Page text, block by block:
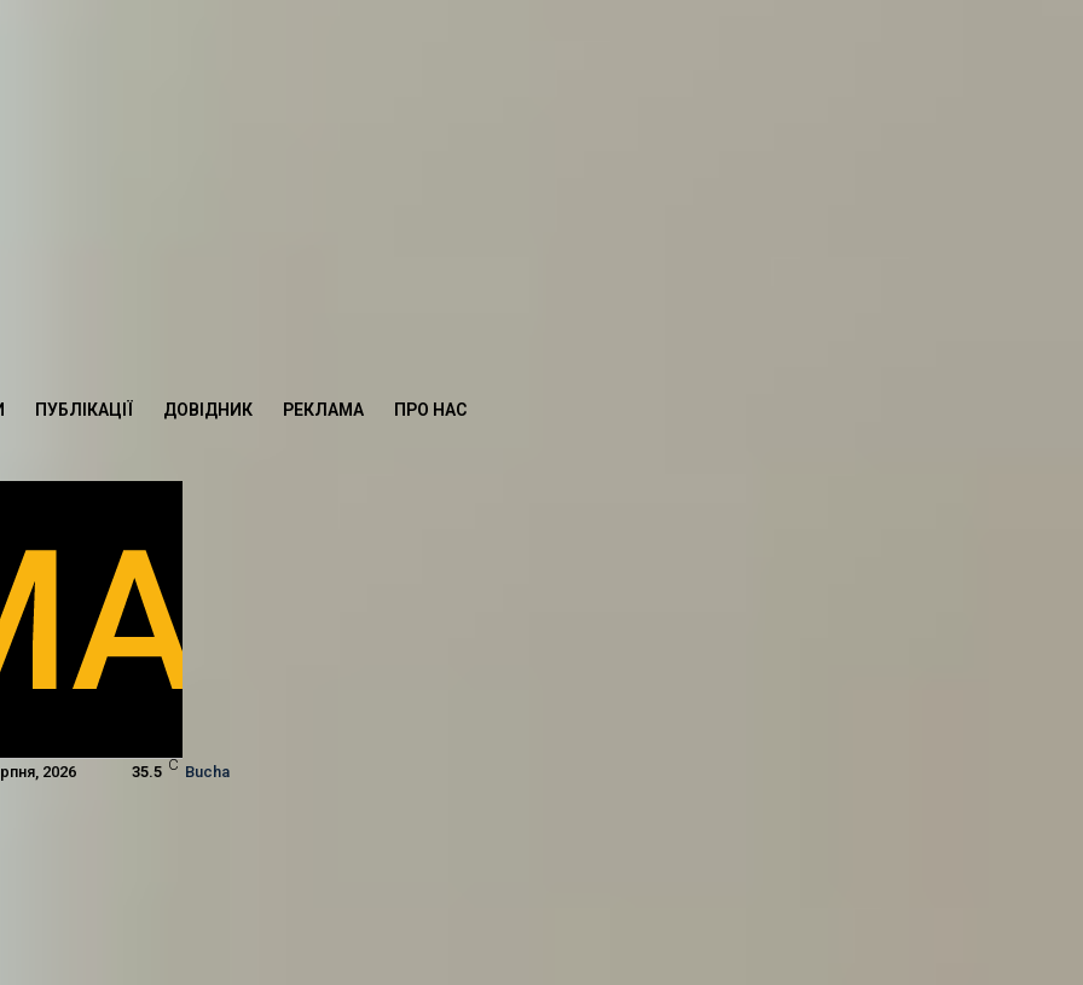
ПУБЛІКАЦІЇ ДОВІДНИК РЕКЛАМА ПРО НАС
2026 35.5 C Bucha